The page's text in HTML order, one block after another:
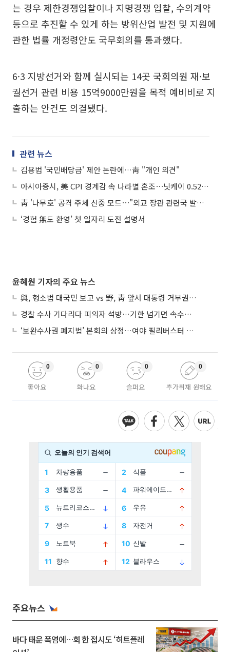
는 경우 제한경쟁입찰이나 지명경쟁 입찰, 수의계약
등으로 추진할 수 있게 하는 방위산업 발전 및 지원에
관한 법률 개정령안도 국무회의를 통과했다.
6·3 지방선거와 함께 실시되는 14곳 국회의원 재·보
궐선거 관련 비용 15억9000만원을 목적 예비비로 지
출하는 안건도 의결됐다.
관련 뉴스
김용범 '국민배당금' 제안 논란에…靑 "개인 의견"
아시아증시, 美 CPI 경계감 속 나라별 혼조⋯닛케이 0.52%↑
靑 '나무호' 공격 주체 신중 모드⋯"외교 장관 관련국 발언, 이란 가능성에 무게"
‘경험 無도 환영’ 첫 일자리 도전 설명서
윤혜원 기자의 주요 뉴스
與, 형소법 대국민 보고 vs 野, 靑 앞서 대통령 거부권 촉구
경찰 수사 기다리다 피의자 석방…기한 넘기면 속수무책
‘보완수사권 폐지법’ 본회의 상정…여야 필리버스터 대치
좋아요
0
화나요
0
슬퍼요
0
추가취재 원해요
0
주요뉴스
바다 태운 폭염에…회 한 접시도 ‘히트플레